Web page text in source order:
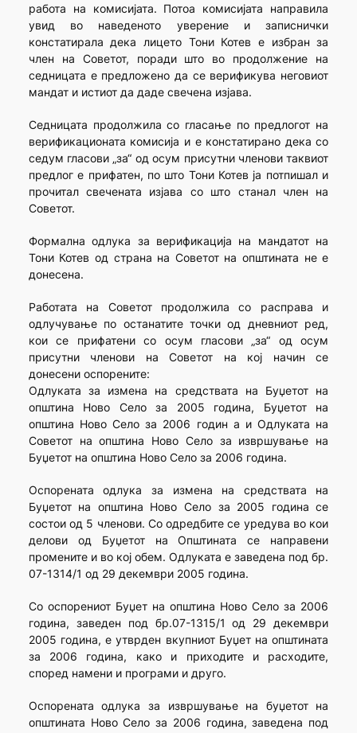
работа на комисијата. Потоа комисијата направила
увид во наведеното уверение и записнички
констатирала дека лицето Тони Котев е избран за
член на Советот, поради што во продолжение на
седницата е предложено да се верификува неговиот
мандат и истиот да даде свечена изјава.
Седницата продолжила со гласање по предлогот на
верификационата комисија и е констатирано дека со
седум гласови „за“ од осум присутни членови таквиот
предлог е прифатен, по што Тони Котев ја потпишал и
прочитал свечената изјава со што станал член на
Советот.
Формална одлука за верификација на мандатот на
Тони Котев од страна на Советот на општината не е
донесена.
Работата на Советот продолжила со расправа и
одлучување по останатите точки од дневниот ред,
кои се прифатени со осум гласови „за“ од осум
присутни членови на Советот на кој начин се
донесени оспорените:
Одлуката за измена на средствата на Буџетот на
општина Ново Село за 2005 година, Буџетот на
општина Ново Село за 2006 годин а и Одлуката на
Советот на општина Ново Село за извршување на
Буџетот на општина Ново Село за 2006 година.
Оспорената одлука за измена на средствата на
Буџетот на општина Ново Село за 2005 година се
состои од 5 членови. Со одредбите се уредува во кои
делови од Буџетот на Општината се направени
промените и во кој обем. Одлуката е заведена под бр.
07-1314/1 од 29 декември 2005 година.
Со оспорениот Буџет на општина Ново Село за 2006
година, заведен под бр.07-1315/1 од 29 декември
2005 година, е утврден вкупниот Буџет на општината
за 2006 година, како и приходите и расходите,
според намени и програми и друго.
Оспорената одлука за извршување на буџетот на
општината Ново Село за 2006 година, заведена под